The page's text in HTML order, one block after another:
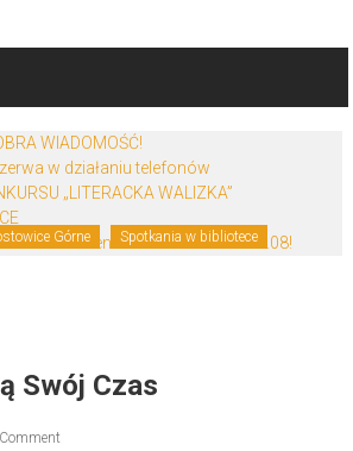
WIADOMOŚĆ!
w działaniu telefonów
„LITERACKA WALIZKA”
w Bieniowie od 29.06 do 28.08!
Górne Spotkania w bibliotece
Swój Czas